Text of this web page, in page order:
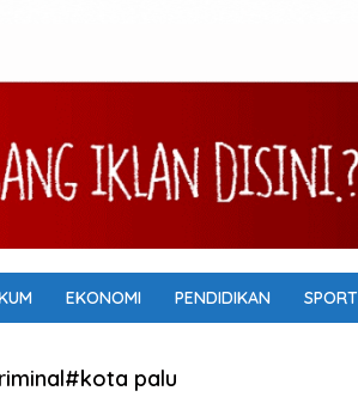
EKONOMI PENDIDIKAN SPORT
palu